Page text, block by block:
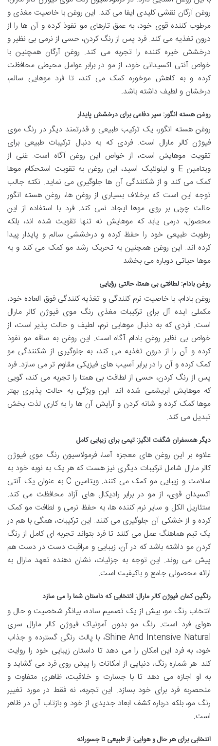
روغن آرگان نقشی کلیدی ایفا می کند. این روغن با خاصیت مغذی و
مرطوب کننده قوی خود، به عمق تارهای مو نفوذ کرده و آن ها را از
درون تغذیه می کند. فرد پس از رنگ کردن، حسی از نرمی بی نظیر و
درخشش خیره کننده را تجربه می کند. روغن آرگان همچنین با
خواص آنتی اکسیدانی خود، از مو در برابر عوامل محیطی محافظت
کرده و به کاهش موخوره کمک می کند، تا فرد موهایی سالم،
درخشان و لطیف داشته باشد.
روغن هسته انگور: سپر دفاعی برای درخشش پایدار
روغن هسته انگور، یک ترکیب طبیعی و قدرتمند دیگر در رنگ موی
فیوژن کالر مارال است. فردی که به دنبال ترکیبات طبیعی برای
تقویت موهایش است، از خواص این روغن آگاه است. غنی از
ویتامین E و لینولئیک اسید، این روغن به تقویت استحکام موها
کمک می کند و از شکنندگی آن ها جلوگیری می نماید. نکته جالب
توجه این است که برخلاف بسیاری از روغن ها، روغن هسته انگور
حالت چربی بر روی موها ایجاد نمی کند. فرد با استفاده از این
محصول، درمی یابد که موهایش نه تنها تقویت شده اند، بلکه
رطوبت طبیعی خود را حفظ کرده و درخششی سالم و پایدار پیدا
کرده اند. این روغن همچنین به تحریک رشد مو کمک می کند و به
موها حیاتی دوباره می بخشد.
روغن بادام: لطافتی بی همتا، حالتی رؤیایی
روغن بادام، با خاصیت نرم کنندگی و تغذیه کنندگی فوق العاده خود،
مکملی ایده آل برای ترکیبات مغذی رنگ موی فیوژن کالر مارال
است. فردی که به دنبال موهایی نرم، لطیف و حالت پذیر است، از
خواص بی نظیر روغن بادام آگاه است. این روغن به ساقه مو نفوذ
کرده و آن را از درون تغذیه می کند، به جلوگیری از شکنندگی مو
کمک کرده و آن را در برابر آسیب های فیزیکی مقاوم تر می سازد. فرد
پس از رنگ کردن، حسی از لطافت بی همتا را تجربه می کند، گویی
که موهایش ابریشمی شده اند. این ویژگی به حالت پذیری بهتر
موها کمک کرده و شانه کردن و آرایش آن ها را به کاری لذت بخش
تبدیل می کند.
دیگر همسفران شگفت انگیز: تیمی برای زیبایی کامل
علاوه بر این روغن های معجزه آسا، فرمولاسیون رنگ موی فیوژن
کالر مارال شامل ترکیبات دیگری نیز هست که هر یک به نوبه خود به
سلامت و زیبایی مو کمک می کنند. ویتامین C به عنوان یک آنتی
اکسیدان قوی، از مو در برابر رادیکال های آزاد محافظت می کند.
ستئاریل الکل و سایر نرم کننده ها، به حفظ نرمی و لطافت مو کمک
کرده و از خشکی آن جلوگیری می کنند. این ترکیبات، همگی با هم در
یک تیم هماهنگ عمل می کنند تا فرد بتواند تجربه ای کامل از رنگ
کردن مو داشته باشد که در آن، زیبایی و مراقبت دست در دست هم
پیش می روند. این توجه به جزئیات، نشان دهنده تعهد مارال به
ارائه محصولی جامع و باکیفیت است.
رنگین کمان فیوژن کالر مارال: انتخابی که داستان شما را می سازد
انتخاب رنگ مو، بیش از یک تصمیم ساده، بیانگر شخصیت و حال و
هوای فرد است. رنگ مو بدون آمونیاک فیوژن کالر مارال سری
Shine And Intensive Natural، با پالت رنگی گسترده و جذاب
خود، به فرد این امکان را می دهد تا داستان زیبایی خود را روایت
کند. هر شماره رنگ، دنیایی از امکانات را پیش روی فرد می گشاید و
به او اجازه می دهد تا با جسارت و خلاقیت، ظاهری متفاوت و
منحصربه فرد برای خود بسازد. این تجربه، نه فقط در مورد تغییر
رنگ مو، بلکه درباره کشف ابعاد جدیدی از خود و بازتاب آن در ظاهر
است.
انتخابی برای هر حال و هوایی: از طبیعی تا جسورانه